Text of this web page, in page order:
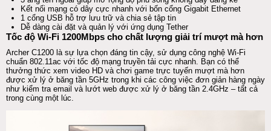
Kết nối mạng có dây cực nhanh với bốn cổng Gigabit Ethernet
1 cổng USB hỗ trợ lưu trữ và chia sẻ tập tin
Dễ dàng cài đặt và quản lý với ứng dụng Tether
Tốc độ Wi-Fi 1200Mbps cho chất lượng giải trí mượt mà hơn
Archer C1200 là sự lựa chọn đáng tin cậy, sử dụng công nghệ Wi-Fi
chuẩn 802.11ac với tốc độ mạng truyền tải cực nhanh. Bạn có thể
thưởng thức xem video HD và chơi game trực tuyến mượt mà hơn
được xử lý ở băng tần 5GHz trong khi các công việc đơn giản hàng ngày
như kiểm tra email và lướt web được xử lý ở băng tần 2.4GHz – tất cả
trong cùng một lúc.